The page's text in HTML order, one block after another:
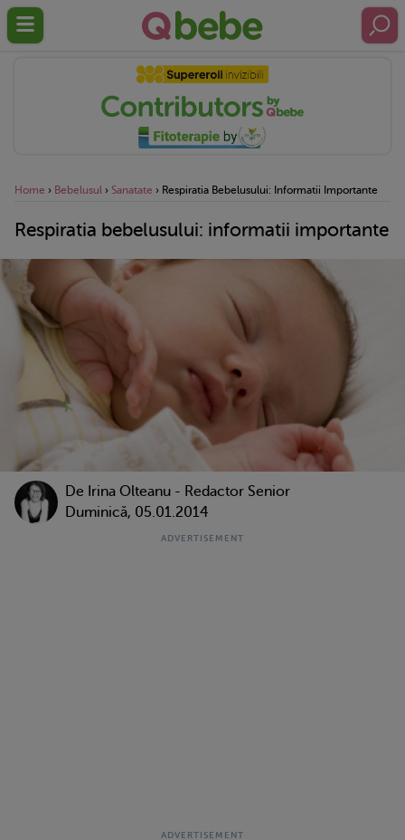
Home › Bebelusul › Sanatate › Respiratia Bebelusului: Informatii Importante
Respiratia bebelusului: informatii importante
De Irina Olteanu - Redactor Senior
Duminică, 05.01.2014